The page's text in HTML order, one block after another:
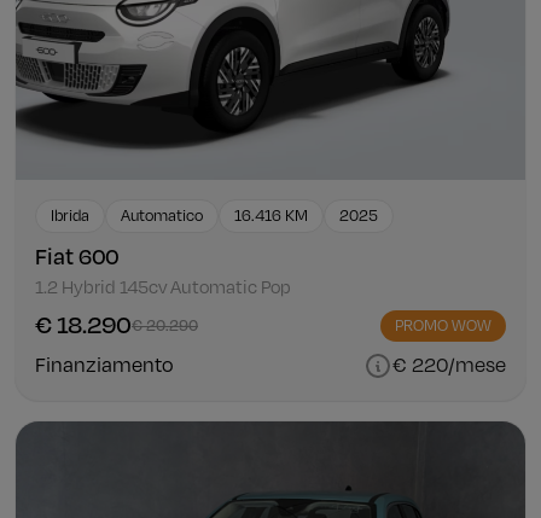
Ibrida Automatico 16.416 KM 2025
Fiat 600
1.2 Hybrid 145cv Automatic Pop
€ 18.290€ 20.290 PROMO WOW
Finanziamento € 220/mese